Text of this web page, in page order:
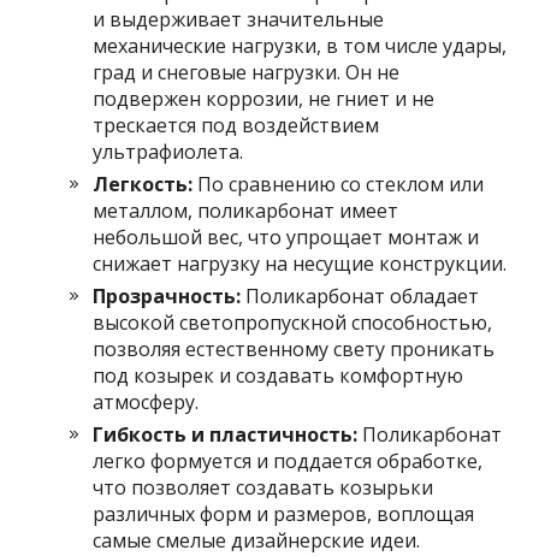
и выдерживает значительные
механические нагрузки, в том числе удары,
град и снеговые нагрузки. Он не
подвержен коррозии, не гниет и не
трескается под воздействием
ультрафиолета.
Легкость: По сравнению со стеклом или
металлом, поликарбонат имеет
небольшой вес, что упрощает монтаж и
снижает нагрузку на несущие конструкции.
Прозрачность: Поликарбонат обладает
высокой светопропускной способностью,
позволяя естественному свету проникать
под козырек и создавать комфортную
атмосферу.
Гибкость и пластичность: Поликарбонат
легко формуется и поддается обработке,
что позволяет создавать козырьки
различных форм и размеров, воплощая
самые смелые дизайнерские идеи.